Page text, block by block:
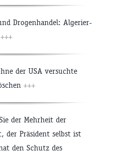
Drogenhandel: Algerier-
+++
der USA versuchte
+++
der Mehrheit der
der Präsident selbst ist
den Schutz des